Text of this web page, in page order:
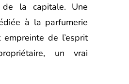
de la capitale. Une
à la parfumerie
de l’esprit
un vrai